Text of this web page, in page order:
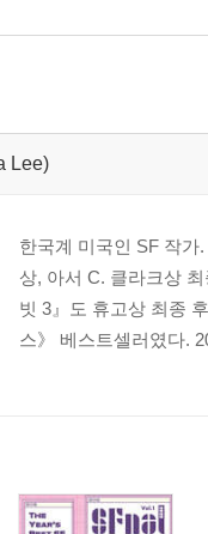
Lee)
한국계 미국인 SF 작
상, 아서 C. 클라크상
빗 3』도 휴고상 최종
스》 베스트셀러였다.